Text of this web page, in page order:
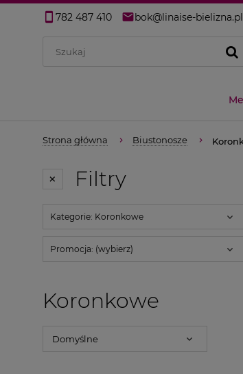
782 487 410 bok@linaise-bielizna.pl
Strona główna Biustonosze
Filtry
Kategorie: Koronkowe
Promocja: (wybierz)
Koronkowe